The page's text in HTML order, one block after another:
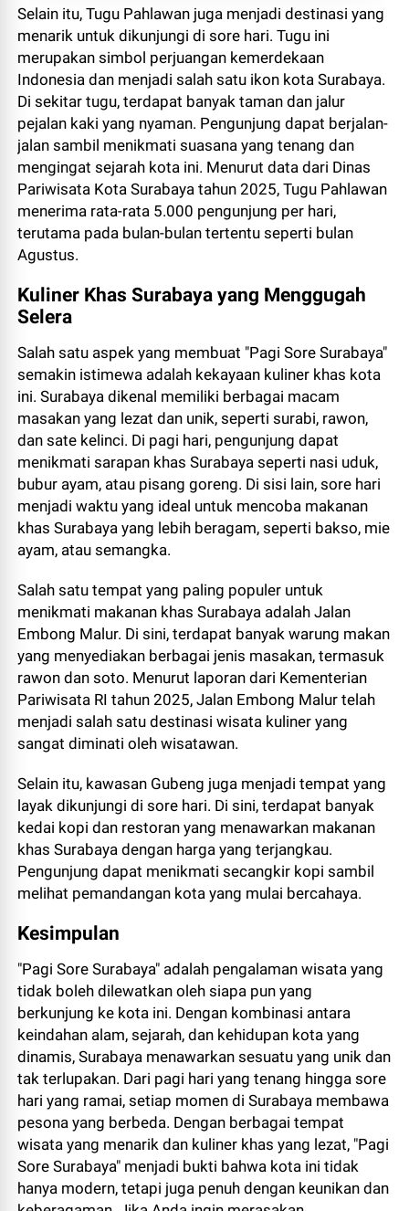
Selain itu, Tugu Pahlawan juga menjadi destinasi yang
menarik untuk dikunjungi di sore hari. Tugu ini
merupakan simbol perjuangan kemerdekaan
Indonesia dan menjadi salah satu ikon kota Surabaya.
Di sekitar tugu, terdapat banyak taman dan jalur
pejalan kaki yang nyaman. Pengunjung dapat berjalan-
jalan sambil menikmati suasana yang tenang dan
mengingat sejarah kota ini. Menurut data dari Dinas
Pariwisata Kota Surabaya tahun 2025, Tugu Pahlawan
menerima rata-rata 5.000 pengunjung per hari,
terutama pada bulan-bulan tertentu seperti bulan
Agustus.
Kuliner Khas Surabaya yang Menggugah
Selera
Salah satu aspek yang membuat "Pagi Sore Surabaya"
semakin istimewa adalah kekayaan kuliner khas kota
ini. Surabaya dikenal memiliki berbagai macam
masakan yang lezat dan unik, seperti surabi, rawon,
dan sate kelinci. Di pagi hari, pengunjung dapat
menikmati sarapan khas Surabaya seperti nasi uduk,
bubur ayam, atau pisang goreng. Di sisi lain, sore hari
menjadi waktu yang ideal untuk mencoba makanan
khas Surabaya yang lebih beragam, seperti bakso, mie
ayam, atau semangka.
Salah satu tempat yang paling populer untuk
menikmati makanan khas Surabaya adalah Jalan
Embong Malur. Di sini, terdapat banyak warung makan
yang menyediakan berbagai jenis masakan, termasuk
rawon dan soto. Menurut laporan dari Kementerian
Pariwisata RI tahun 2025, Jalan Embong Malur telah
menjadi salah satu destinasi wisata kuliner yang
sangat diminati oleh wisatawan.
Selain itu, kawasan Gubeng juga menjadi tempat yang
layak dikunjungi di sore hari. Di sini, terdapat banyak
kedai kopi dan restoran yang menawarkan makanan
khas Surabaya dengan harga yang terjangkau.
Pengunjung dapat menikmati secangkir kopi sambil
melihat pemandangan kota yang mulai bercahaya.
Kesimpulan
"Pagi Sore Surabaya" adalah pengalaman wisata yang
tidak boleh dilewatkan oleh siapa pun yang
berkunjung ke kota ini. Dengan kombinasi antara
keindahan alam, sejarah, dan kehidupan kota yang
dinamis, Surabaya menawarkan sesuatu yang unik dan
tak terlupakan. Dari pagi hari yang tenang hingga sore
hari yang ramai, setiap momen di Surabaya membawa
pesona yang berbeda. Dengan berbagai tempat
wisata yang menarik dan kuliner khas yang lezat, "Pagi
Sore Surabaya" menjadi bukti bahwa kota ini tidak
hanya modern, tetapi juga penuh dengan keunikan dan